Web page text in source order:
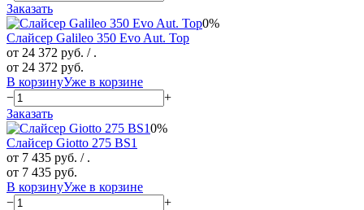
Заказать
0%
Слайсер Galileo 350 Evo Aut. Top
от 24 372 руб. / .
от 24 372 руб.
В корзинуУже в корзине
−
+
Заказать
0%
Слайсер Giotto 275 BS1
от 7 435 руб. / .
от 7 435 руб.
В корзинуУже в корзине
−
+